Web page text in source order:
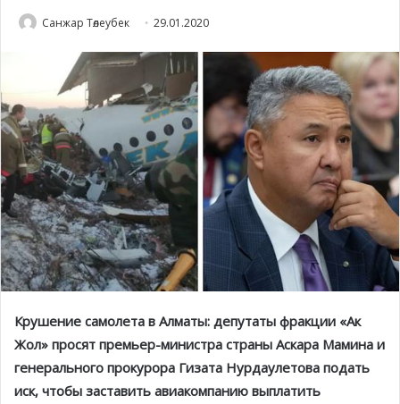
Санжар Төлеубек 29.01.2020
Крушение самолета в Алматы: депутаты фракции «Ак
Жол» просят премьер-министра страны Аскара Мамина и
генерального прокурора Гизата Нурдаулетова подать
иск, чтобы заставить авиакомпанию выплатить